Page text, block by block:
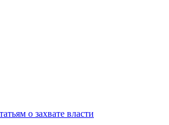
о захвате власти